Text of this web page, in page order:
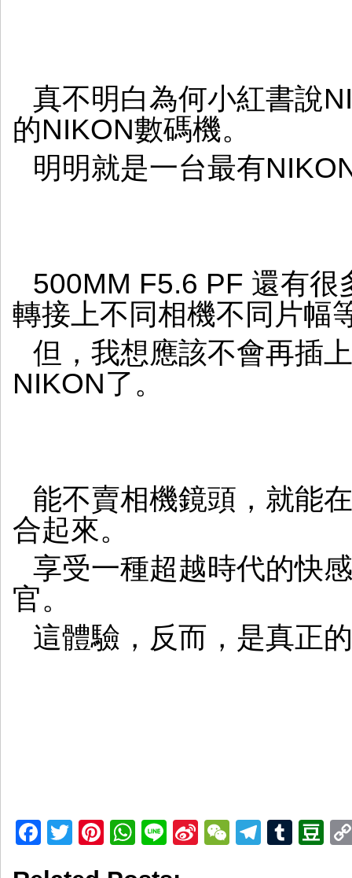
真不明白為何小紅書說
的NIKON數碼機。
明明就是一台最有
500MM F5.6 PF 還有很
轉接上不同相機不同片幅
但，我想應該不會再插
NIKON了。
能不賣相機鏡頭，就能
合起來。
享受一種超越時代的快
官。
這體驗，反而，是真正
Facebook
TwitterPinterest
WhatsApp
LineSinaWeChat